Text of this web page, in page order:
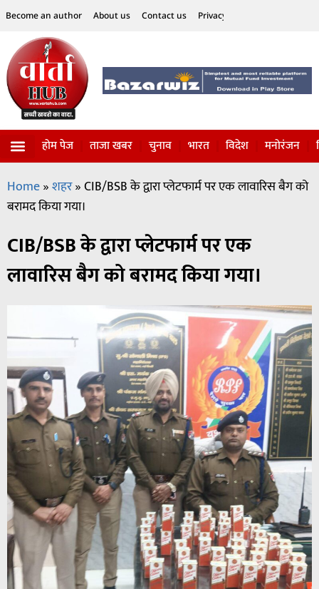
Become an author About us Contact us Privacy Policy
होम पेज ताजा खबर चुनाव भारत विदेश मनोरंजन
Home»शहर»CIB/BSB के द्वारा प्लेटफार्म पर एक लावारिस बैग को
बरामद किया गया।
CIB/BSB के द्वारा प्लेटफार्म पर एक
लावारिस बैग को बरामद किया गया।